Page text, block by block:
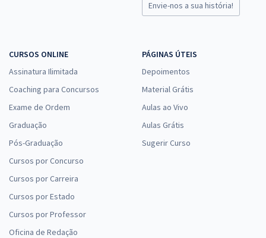
Envie-nos a sua história!
CURSOS ONLINE
Assinatura Ilimitada
Coaching para Concursos
Exame de Ordem
Graduação
Pós-Graduação
Cursos por Concurso
Cursos por Carreira
Cursos por Estado
Cursos por Professor
Oficina de Redação
PÁGINAS ÚTEIS
Depoimentos
Material Grátis
Aulas ao Vivo
Aulas Grátis
Sugerir Curso